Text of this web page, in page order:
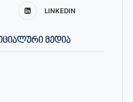
LINKEDIN
ᲛᲔᲓᲘᲐ